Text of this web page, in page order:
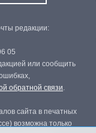
редакции:
05
или сообщить
обратной связи.
сайта в печатных
возможна только